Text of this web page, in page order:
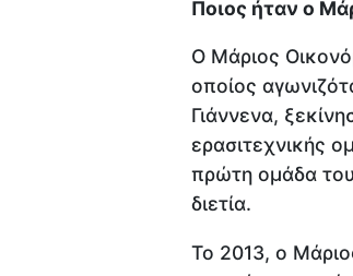
Ποιος ήταν ο
Ο Μάριος
οποίος
Γιάννενα,
ερασιτεχνικής
πρώτη ομάδα του
διετία.
Το 2013, ο